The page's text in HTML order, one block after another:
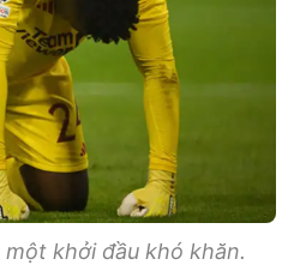
khởi đầu khó khăn.